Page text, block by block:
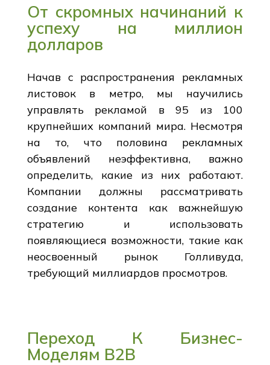
От скромных начинаний к
успеху на миллион
долларов
Начав с распространения рекламных
листовок в метро, мы научились
управлять рекламой в 95 из 100
крупнейших компаний мира. Несмотря
на то, что половина рекламных
объявлений неэффективна, важно
определить, какие из них работают.
Компании должны рассматривать
создание контента как важнейшую
стратегию и использовать
появляющиеся возможности, такие как
неосвоенный рынок Голливуда,
требующий миллиардов просмотров.
Переход К Бизнес-
Моделям B2B